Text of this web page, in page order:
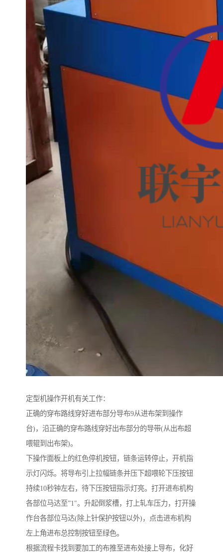
定型机操作开机有关工作：
正确的穿布路线穿好进布部分导布9从进布架到操作
台)，沿正确的穿布路线穿好出布部分的导带(从出布超
喂辊到出布架)。
下操作面板上的红色停机按钮，链条运转停止，开机指
示灯闪烁。将导布引上拉幅链条并压下超喂轮下压按钮
持续10秒钟左右，待下压按钮指示灯亮。打开进布机构
各部位马达至”1″。升起倒浆槽，打上轧车压力，打开操
作台各部位马达(除上针保护按钮以外)，点击进布机构
左上角进布总控制按钮至绿色。
根据流程卡找到要加工的布推至进布处接上导布，化好